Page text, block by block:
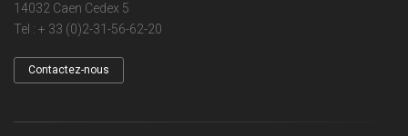
14032 Caen Cedex 5
Tel : + 33 (0)2-31-56-62-20
Contactez-nous